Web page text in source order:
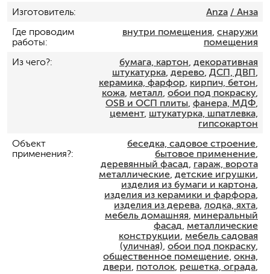
Изготовитель Anza / Анза
Где проводим
работы
внутри помещения снаружи
помещения
Из чего?
бумага, картон декоративная
штукатурка, дерево, ДСП, ДВП
керамика, фарфор кирпич, бетон
кожа, металл обои под покраску,
OSB и ОСП плиты фанера, МДФ,
цемент, штукатурка, шпатлевка,
гипсокартон
Объект
применения?
беседка, садовое строение,
бытовое применение,
деревянный фасад гараж, ворота
металлические, детские игрушки
изделия из бумаги и картона,
изделия из керамики и фарфора,
изделия из дерева, лодка, яхта,
мебель домашняя минеральный
фасад металлические
конструкции мебель садовая
(уличная) обои под покраску,
общественное помещение, окна,
двери потолок, решетка, ограда,